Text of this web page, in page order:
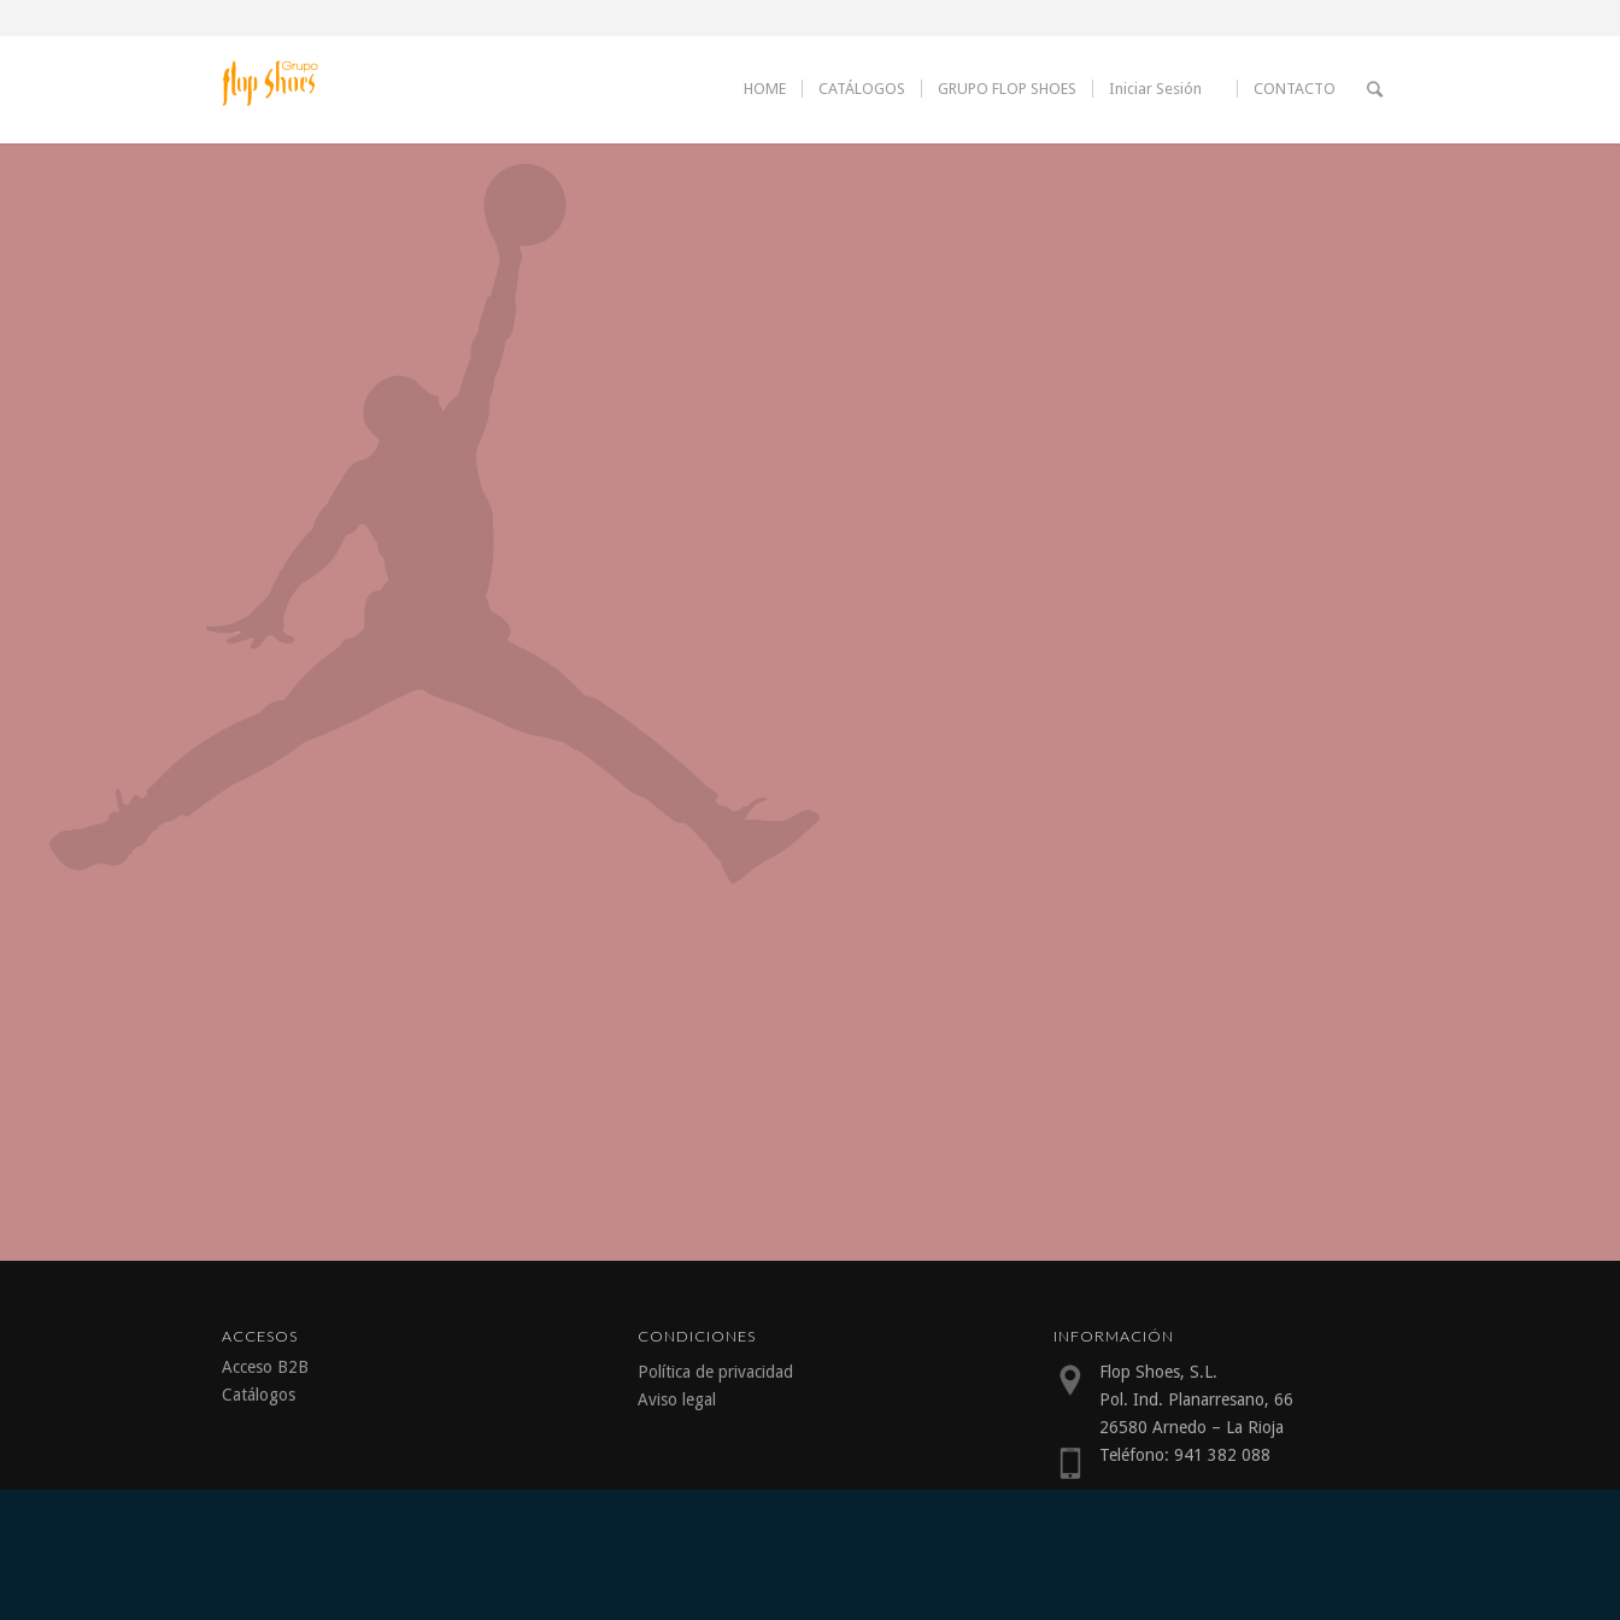
HOME CATÁLOGOS GRUPO FLOP SHOES Iniciar Sesión CONTACTO
ACCESOS
Acceso B2B
Catálogos
CONDICIONES
Política de privacidad
Aviso legal
INFORMACIÓN
Flop Shoes, S.L.
Pol. Ind. Planarresano, 66
26580 Arnedo – La Rioja
Teléfono: 941 382 088